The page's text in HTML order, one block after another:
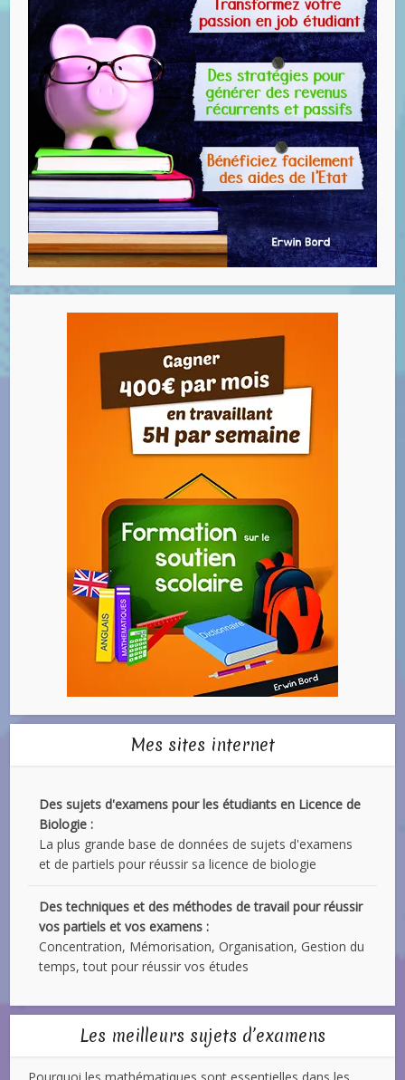
Mes sites internet
Des sujets d'examens pour les étudiants en Licence de
Biologie :
La plus grande base de données de sujets d'examens
et de partiels pour réussir sa licence de biologie
Des techniques et des méthodes de travail pour réussir
vos partiels et vos examens :
Concentration, Mémorisation, Organisation, Gestion du
temps, tout pour réussir vos études
Les meilleurs sujets d’examens